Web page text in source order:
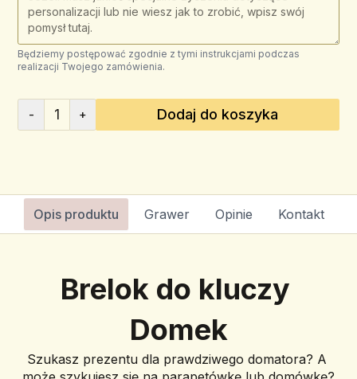
Będziemy postępować zgodnie z tymi instrukcjami podczas
realizacji Twojego zamówienia.
- 1 + Dodaj do koszyka
Opis produktu Grawer Opinie Kontakt
Brelok do kluczy
Domek
Szukasz prezentu dla prawdziwego domatora? A